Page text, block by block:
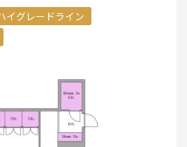
イグレードライン